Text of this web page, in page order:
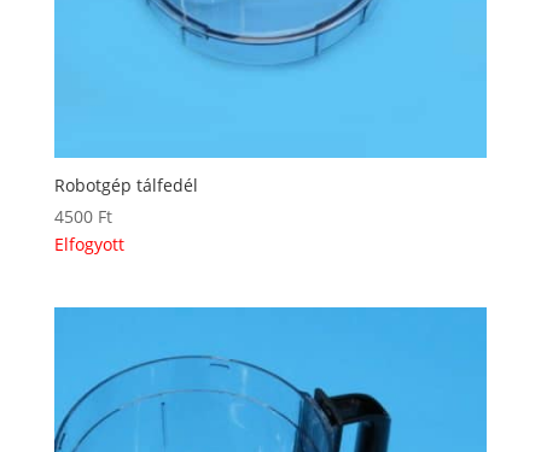
Robotgép tálfedél
4500 Ft
Elfogyott